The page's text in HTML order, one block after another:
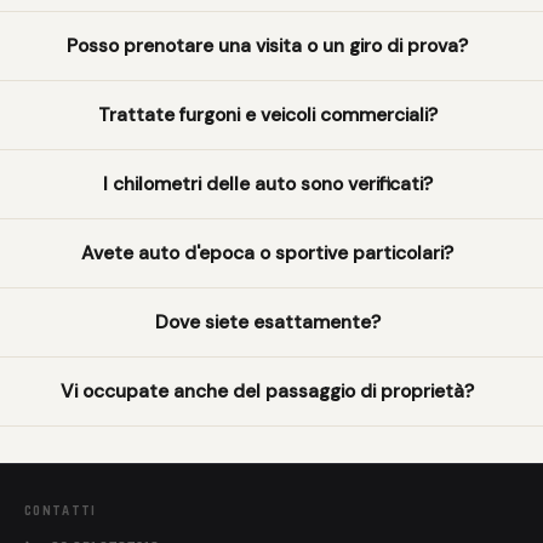
Posso prenotare una visita o un giro di prova?
Trattate furgoni e veicoli commerciali?
I chilometri delle auto sono verificati?
Avete auto d'epoca o sportive particolari?
Dove siete esattamente?
Vi occupate anche del passaggio di proprietà?
CONTATTI